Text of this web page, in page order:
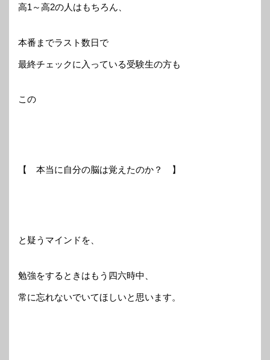
高1～高2の人はもちろん、
本番までラスト数日で
最終チェックに入っている受験生の方も
この
【 本当に自分の脳は覚えたのか？ 】
と疑うマインドを、
勉強をするときはもう四六時中、
常に忘れないでいてほしいと思います。